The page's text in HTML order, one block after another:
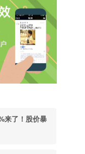
来了！股价暴